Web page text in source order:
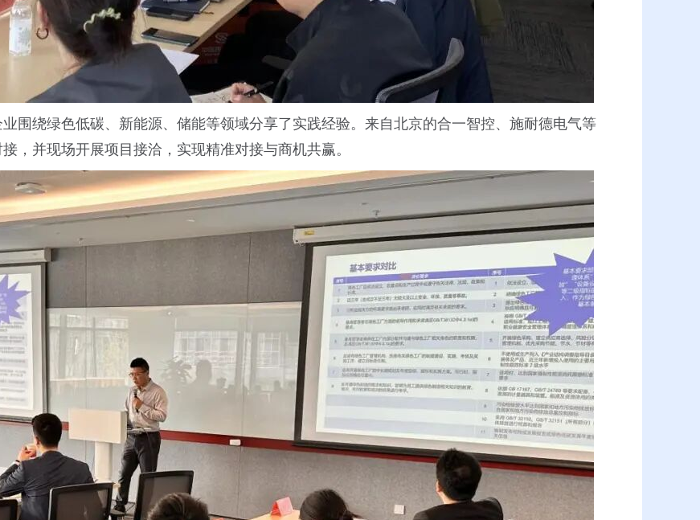
围绕绿色低碳、新能源、储能等领域分享了实践经验。来自北京的合一智控、施耐德电气等
，并现场开展项目接洽，实现精准对接与商机共赢。